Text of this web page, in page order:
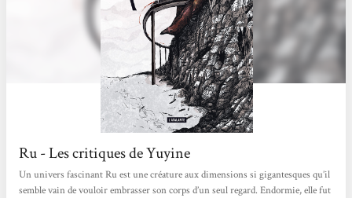
Ru - Les critiques de Yuyine
Un univers fascinant Ru est une créature aux dimensions si gigantesques qu’il
semble vain de vouloir embrasser son corps d’un seul regard. Endormie, elle fut